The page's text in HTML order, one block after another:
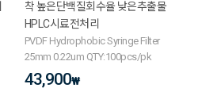
착 높은단백질회수율 낮은추출물
HPLC시료전처리
PVDF Hydrophobic Syringe Filter
25mm 0.22um QTY:100pcs/pk
43,900₩